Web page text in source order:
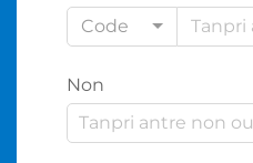
Code
Non